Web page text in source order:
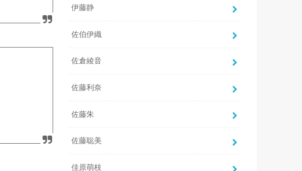
伊藤静
佐伯伊織
佐倉綾音
佐藤利奈
佐藤朱
佐藤聡美
佳原萌枝